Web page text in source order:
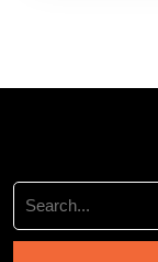
Search
for: